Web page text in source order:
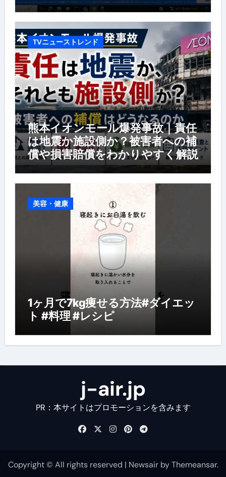
TVニューストレンド
熊本イオンモール爆発事故｜責任
は地震か施設側か？被害者への補
償や損害賠償をわかりやすく解説
美容・健康
1ヶ月で7kg痩せる方法#ダイエッ
ト #料理 #レシピ
j-air.jp
PR：本サイトはプロモーションを含みます
Copyright © All rights reserved | NewsairbyThemeansar.